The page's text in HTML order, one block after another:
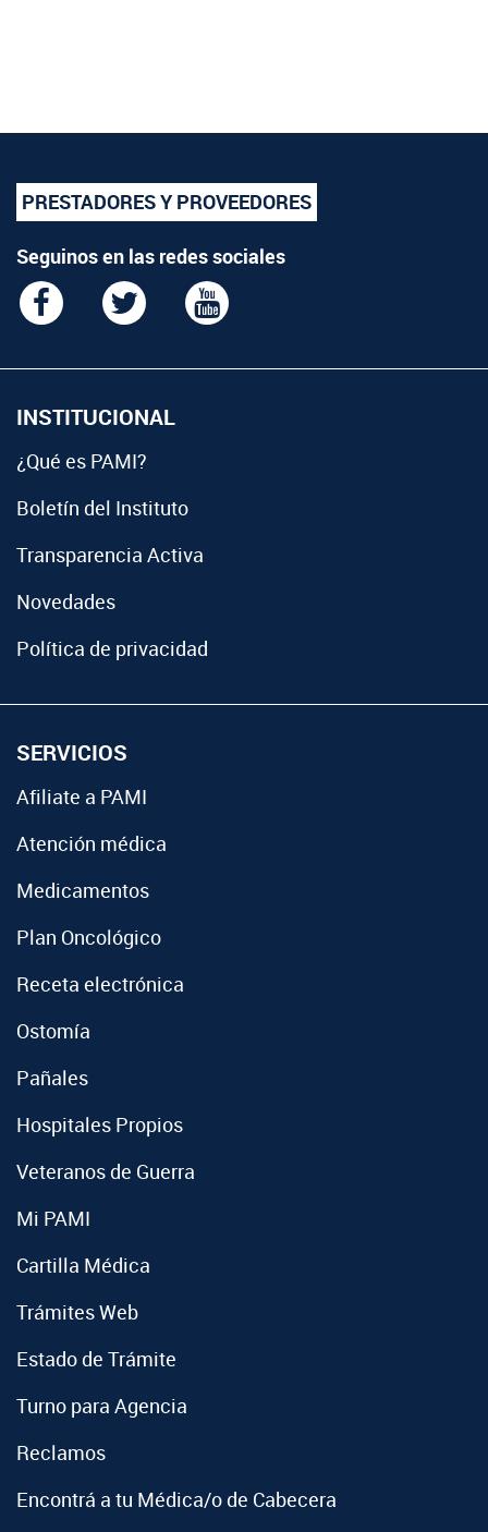
PRESTADORES Y PROVEEDORES
Seguinos en las redes sociales
INSTITUCIONAL
¿Qué es PAMI?
Boletín del Instituto
Transparencia Activa
Novedades
Política de privacidad
SERVICIOS
Afiliate a PAMI
Atención médica
Medicamentos
Plan Oncológico
Receta electrónica
Ostomía
Pañales
Hospitales Propios
Veteranos de Guerra
Mi PAMI
Cartilla Médica
Trámites Web
Estado de Trámite
Turno para Agencia
Reclamos
Encontrá a tu Médica/o de Cabecera